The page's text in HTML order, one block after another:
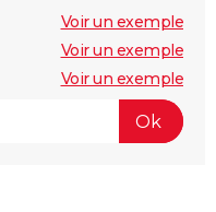
Voir un exemple
Voir un exemple
Voir un exemple